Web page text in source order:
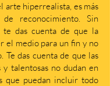
arte hiperrealista, es más
reconocimiento. Sin
te das cuenta de que la
el medio para un fin y no
Te das cuenta de que las
talentosas no dudan en
que puedan incluir todo